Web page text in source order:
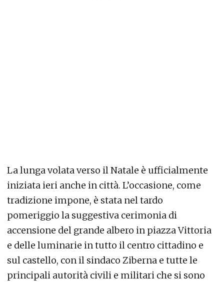
La lunga volata verso il Natale è ufficialmente
iniziata ieri anche in città. L’occasione, come
tradizione impone, è stata nel tardo
pomeriggio la suggestiva cerimonia di
accensione del grande albero in piazza Vittoria
e delle luminarie in tutto il centro cittadino e
sul castello, con il sindaco Ziberna e tutte le
principali autorità civili e militari che si sono